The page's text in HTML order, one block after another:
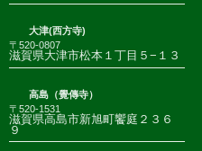
大津(西方寺)
〒520-0807
滋賀県大津市松本１丁目５−１３
高島（覺傳寺）
〒520-1531
滋賀県高島市新旭町饗庭２３６
９